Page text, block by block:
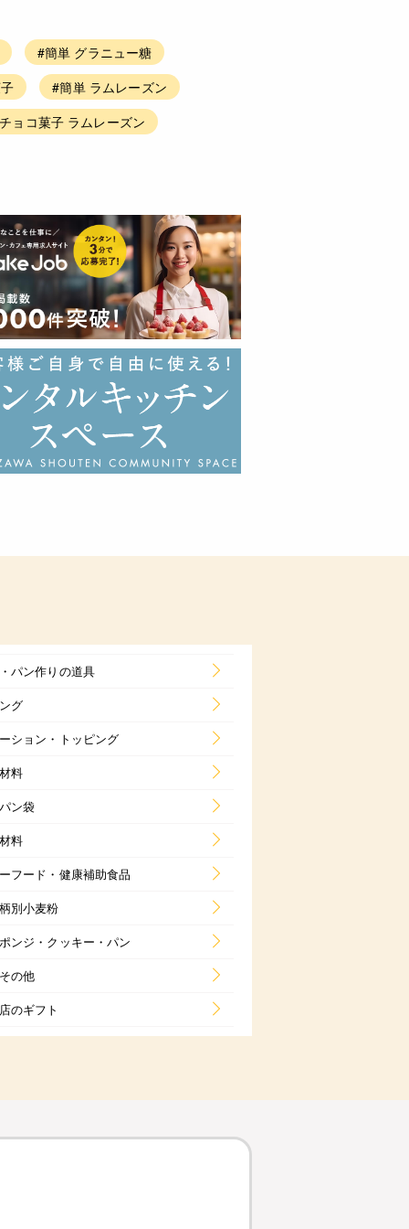
#簡単 グラニュー糖
#簡単 ラムレーズン
ョコ菓子 ラムレーズン
パン作りの道具
グ
ション・トッピング
料
ン袋
料
フード・健康補助食品
別小麦粉
ンジ・クッキー・パン
の他
のギフト